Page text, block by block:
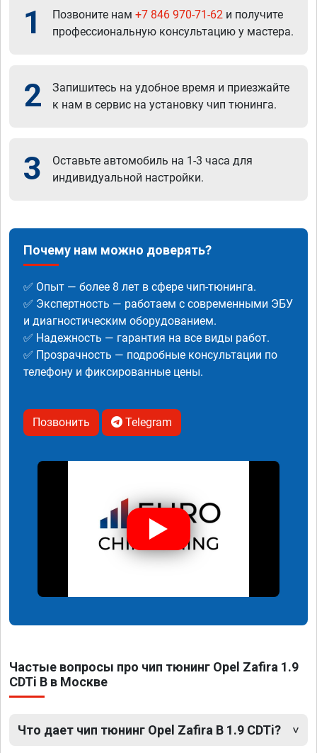
1 Позвоните нам +7 846 970-71-62 и получите
профессиональную консультацию у мастера.
2
Запишитесь на удобное время и приезжайте
к нам в сервис на установку чип тюнинга.
3
Оставьте автомобиль на 1-3 часа для
индивидуальной настройки.
Почему нам можно доверять?
✅ Опыт — более 8 лет в сфере чип-тюнинга.
✅ Экспертность — работаем с современными ЭБУ
и диагностическим оборудованием.
✅ Надежность — гарантия на все виды работ.
✅ Прозрачность — подробные консультации по
телефону и фиксированные цены.
Позвонить Telegram
Частые вопросы про чип тюнинг Opel Zafira 1.9
CDTi B в Москве
Что дает чип тюнинг Opel Zafira B 1.9 CDTi?